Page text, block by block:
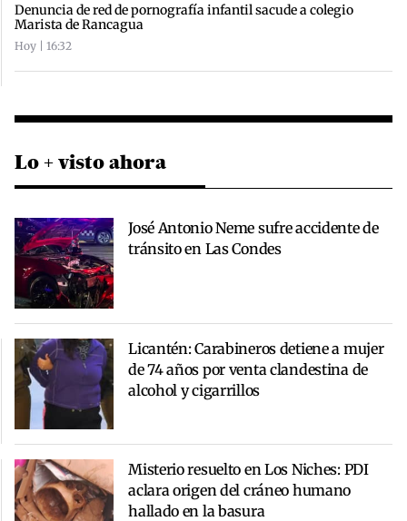
Denuncia de red de pornografía infantil sacude a colegio
Marista de Rancagua
Hoy | 16:32
Lo + visto ahora
José Antonio Neme sufre accidente de
tránsito en Las Condes
Licantén: Carabineros detiene a mujer
de 74 años por venta clandestina de
alcohol y cigarrillos
Misterio resuelto en Los Niches: PDI
aclara origen del cráneo humano
hallado en la basura